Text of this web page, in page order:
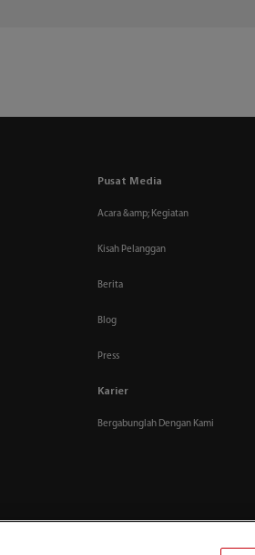
Pusat Media
Acara &amp; Kegiatan
Kisah Pelanggan
Berita
Blog
Press
Karier
Bergabunglah Dengan Kami